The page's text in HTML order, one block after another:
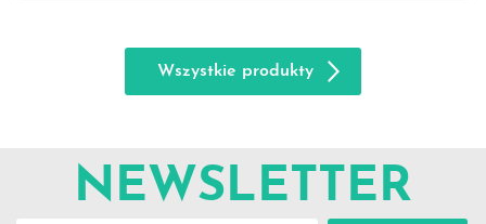
Wszystkie produkty
NEWSLETTER